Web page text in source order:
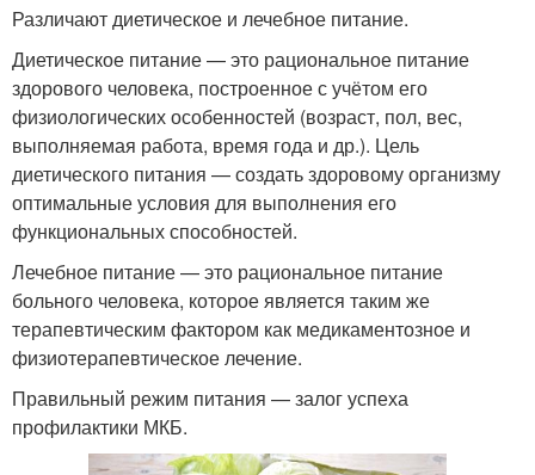
Различают диетическое и лечебное питание.
Диетическое питание — это рациональное питание
здорового человека, построенное с учётом его
физиологических особенностей (возраст, пол, вес,
выполняемая работа, время года и др.). Цель
диетического питания — создать здоровому организму
оптимальные условия для выполнения его
функциональных способностей.
Лечебное питание — это рациональное питание
больного человека, которое является таким же
терапевтическим фактором как медикаментозное и
физиотерапевтическое лечение.
Правильный режим питания — залог успеха
профилактики МКБ.